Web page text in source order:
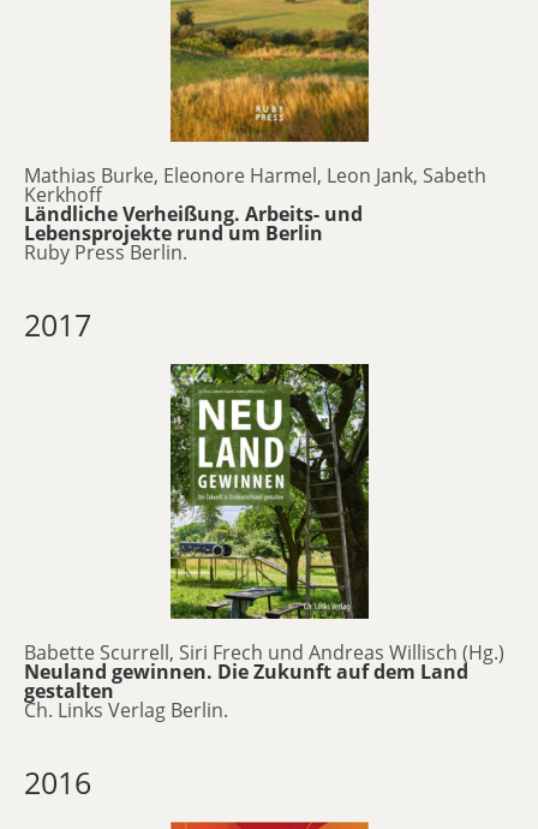
Mathias Burke, Eleonore Harmel, Leon Jank, Sabeth
Kerkhoff
Ländliche Verheißung. Arbeits- und
Lebensprojekte rund um Berlin
Ruby Press Berlin.
2017
Babette Scurrell, Siri Frech und Andreas Willisch (Hg.)
Neuland gewinnen. Die Zukunft auf dem Land
gestalten
Ch. Links Verlag Berlin.
2016